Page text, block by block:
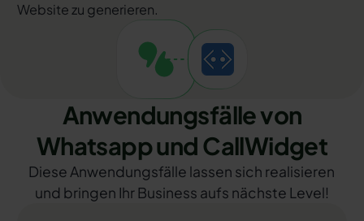
Website zu generieren.
Anwendungsfälle von
Whatsapp und CallWidget
Diese Anwendungsfälle lassen sich realisieren
und bringen Ihr Business aufs nächste Level!